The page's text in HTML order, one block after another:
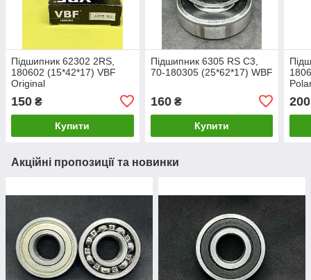
Підшипник 62302 2RS,
180602 (15*42*17) VBF
Original
150 ₴
Купити
Підшипник 6305 RS С3,
70-180305 (25*62*17) WBF
160₴
Купити
200
Акційні пропозиції та новинки